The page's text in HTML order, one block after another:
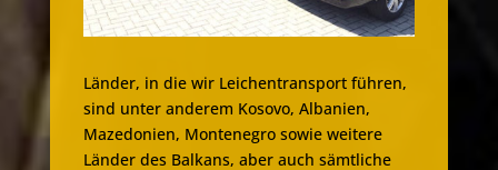
Länder, in die wir Leichentransport führen,
sind unter anderem Kosovo, Albanien,
Mazedonien, Montenegro sowie weitere
Länder des Balkans, aber auch sämtliche